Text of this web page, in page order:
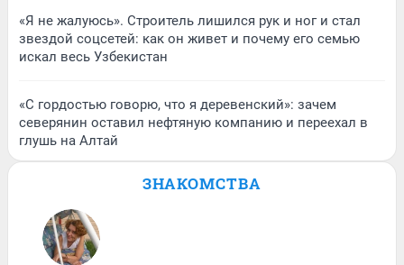
«Я не жалуюсь». Строитель лишился рук и ног и стал
звездой соцсетей: как он живет и почему его семью
искал весь Узбекистан
«С гордостью говорю, что я деревенский»: зачем
северянин оставил нефтяную компанию и переехал в
глушь на Алтай
ЗНАКОМСТВА